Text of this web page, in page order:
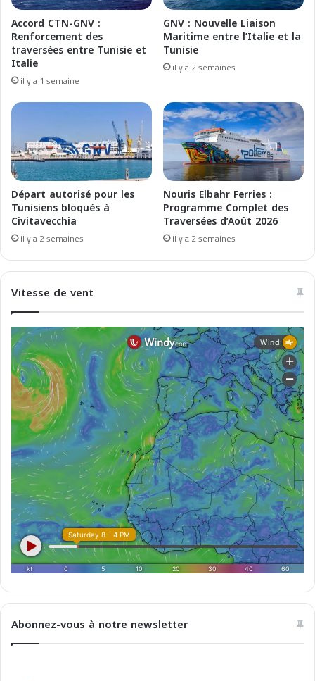
e
n
t
r
e
e
n
s
è
n
e
e
r
s
:
G
N
V
k
e
s
t
h
e
S
a
e
Accord CTN-GNV :
Renforcement des
traversées entre Tunisie et
Italie
il y a 1 semaine
GNV : Nouvelle Liaison
Maritime entre l’Italie et la
Tunisie
il y a 2 semaines
Départ autorisé pour les
Tunisiens bloqués à
Civitavecchia
il y a 2 semaines
Nouris Elbahr Ferries :
Programme Complet des
Traversées d’Août 2026
il y a 2 semaines
Vitesse de vent
Abonnez-vous à notre newsletter